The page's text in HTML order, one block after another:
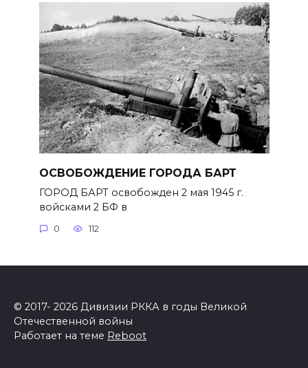
ОСВОБОЖДЕНИЕ ГОРОДА БАРТ
ГОРОД БАРТ освобожден 2 мая 1945 г.
войсками 2 БФ в
0 112
© 2017- 2026 Дивизии РККА в годы Великой
Отечественной войны
Работает на теме Reboot